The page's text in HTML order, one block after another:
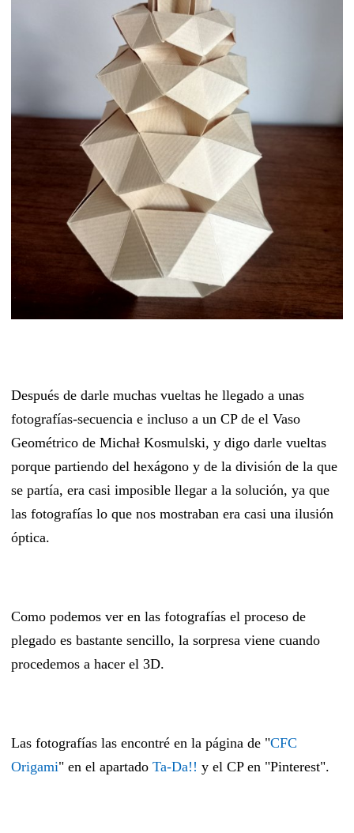
Después de darle muchas vueltas he llegado a unas
fotografías-secuencia e incluso a un CP de el Vaso
Geométrico de Michał Kosmulski, y digo darle vueltas
porque partiendo del hexágono y de la división de la que
se partía, era casi imposible llegar a la solución, ya que
las fotografías lo que nos mostraban era casi una ilusión
óptica.
Como podemos ver en las fotografías el proceso de
plegado es bastante sencillo, la sorpresa viene cuando
procedemos a hacer el 3D.
Las fotografías las encontré en la página de "CFC
Origami" en el apartado Ta-Da!! y el CP en "Pinterest".